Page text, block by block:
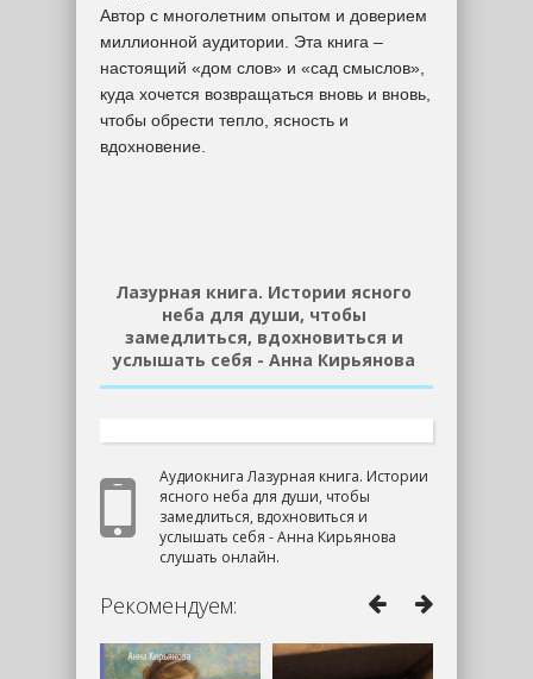
Автор с многолетним опытом и доверием
миллионной аудитории. Эта книга –
настоящий «дом слов» и «сад смыслов»,
куда хочется возвращаться вновь и вновь,
чтобы обрести тепло, ясность и
вдохновение.
Лазурная книга. Истории ясного
неба для души, чтобы
замедлиться, вдохновиться и
услышать себя - Анна Кирьянова
Аудиокнига Лазурная книга. Истории
ясного неба для души, чтобы
замедлиться, вдохновиться и
услышать себя - Анна Кирьянова
слушать онлайн.
Рекомендуем: